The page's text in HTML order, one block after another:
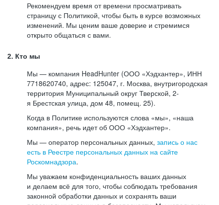
Рекомендуем время от времени просматривать
страницу с Политикой, чтобы быть в курсе возможных
изменений. Мы ценим ваше доверие и стремимся
открыто общаться с вами.
2. Кто мы
Мы — компания HeadHunter (ООО «Хэдхантер», ИНН
7718620740, адрес: 125047, г. Москва, внутригородская
территория Муниципальный округ Тверской, 2-
я Брестская улица, дом 48, помещ. 25).
Когда в Политике используются слова «мы», «наша
компания», речь идет об ООО «Хэдхантер».
Мы — оператор персональных данных, запись о нас
есть в Реестре персональных данных на сайте
Роскомнадзора.
Мы уважаем конфиденциальность ваших данных
и делаем всё для того, чтобы соблюдать требования
законной обработки данных и сохранять ваши